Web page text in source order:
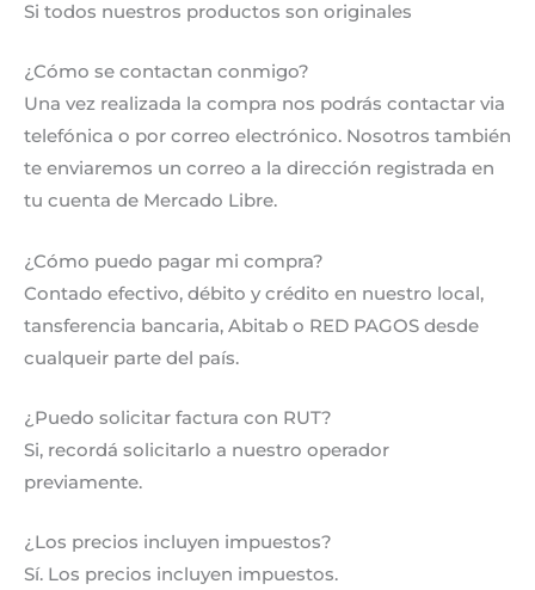
Si todos nuestros productos son originales
¿Cómo se contactan conmigo?
Una vez realizada la compra nos podrás contactar via
telefónica o por correo electrónico. Nosotros también
te enviaremos un correo a la dirección registrada en
tu cuenta de Mercado Libre.
¿Cómo puedo pagar mi compra?
Contado efectivo, débito y crédito en nuestro local,
tansferencia bancaria, Abitab o RED PAGOS desde
cualqueir parte del país.
¿Puedo solicitar factura con RUT?
Si, recordá solicitarlo a nuestro operador
previamente.
¿Los precios incluyen impuestos?
Sí. Los precios incluyen impuestos.